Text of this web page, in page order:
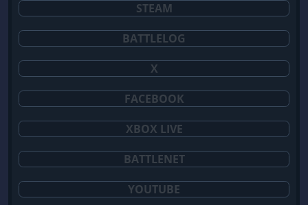
STEAM
BATTLELOG
X
FACEBOOK
XBOX LIVE
BATTLENET
YOUTUBE